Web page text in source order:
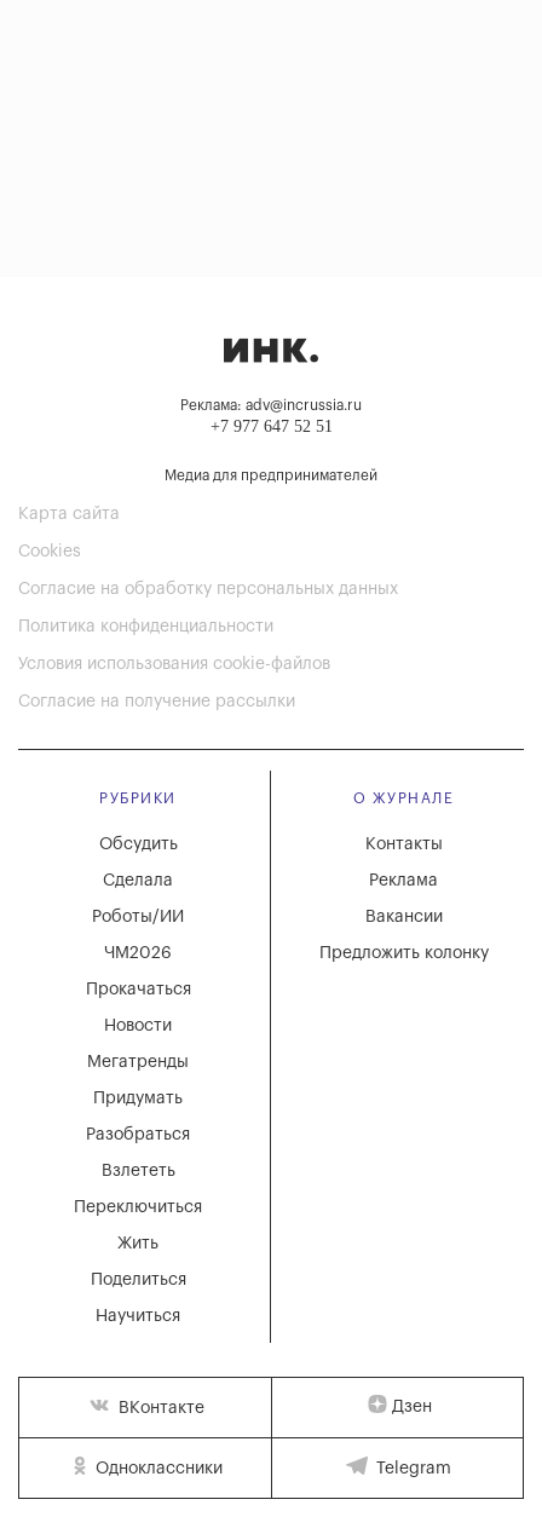
Реклама: adv@incrussia.ru
+7 977 647 52 51
Медиа для предпринимателей
Карта сайта
Cookies
Согласие на обработку персональных данных
Политика конфиденциальности
Условия использования cookie-файлов
Согласие на получение рассылки
РУБРИКИ
Мегатренды
Придумать
Разобраться
Взлететь
Новости
Переключиться
Жить
Поделиться
Научиться
Обсудить
Сделала
Роботы/ИИ
ЧМ2026
Прокачаться
О ЖУРНАЛЕ
Вакансии
Реклама
Контакты
Предложить колонку
ВКонтакте Дзен
Одноклассники Telegram